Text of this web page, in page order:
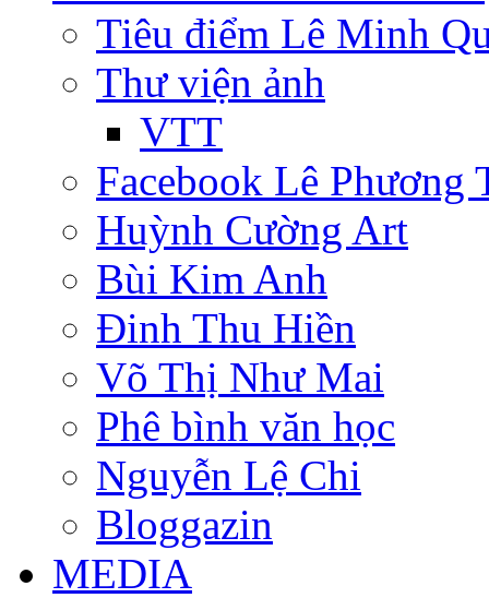
Tiêu điểm Lê Minh
Thư viện ảnh
VTT
Facebook Lê Phương
Huỳnh Cường Art
Bùi Kim Anh
Đinh Thu Hiền
Võ Thị Như Mai
Phê bình văn học
Nguyễn Lệ Chi
Bloggazin
MEDIA